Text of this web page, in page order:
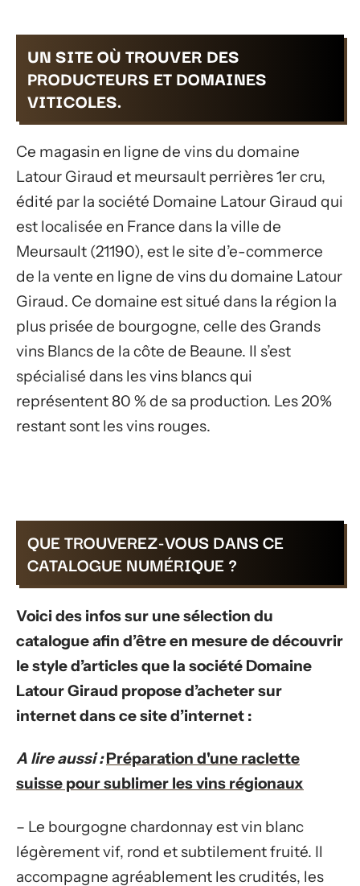
UN SITE OÙ TROUVER DES
PRODUCTEURS ET DOMAINES
VITICOLES.
Ce magasin en ligne de vins du domaine
Latour Giraud et meursault perrières 1er cru,
édité par la société Domaine Latour Giraud qui
est localisée en France dans la ville de
Meursault (21190), est le site d’e-commerce
de la vente en ligne de vins du domaine Latour
Giraud. Ce domaine est situé dans la région la
plus prisée de bourgogne, celle des Grands
vins Blancs de la côte de Beaune. Il s’est
spécialisé dans les vins blancs qui
représentent 80 % de sa production. Les 20%
restant sont les vins rouges.
QUE TROUVEREZ-VOUS DANS CE
CATALOGUE NUMÉRIQUE ?
Voici des infos sur une sélection du
catalogue afin d’être en mesure de découvrir
le style d’articles que la société Domaine
Latour Giraud propose d’acheter sur
internet dans ce site d’internet :
A lire aussi : Préparation d'une raclette
suisse pour sublimer les vins régionaux
– Le bourgogne chardonnay est vin blanc
légèrement vif, rond et subtilement fruité. Il
accompagne agréablement les crudités, les